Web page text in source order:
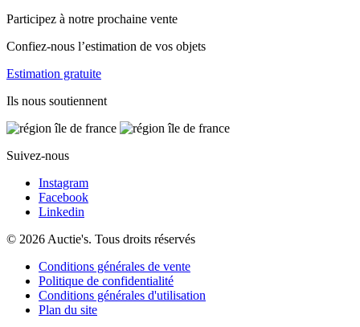
Participez à notre prochaine vente
Confiez-nous l’estimation de vos objets
Estimation gratuite
Ils nous soutiennent
Suivez-nous
Instagram
Facebook
Linkedin
© 2026 Auctie's. Tous droits réservés
Conditions générales de vente
Politique de confidentialité
Conditions générales d'utilisation
Plan du site